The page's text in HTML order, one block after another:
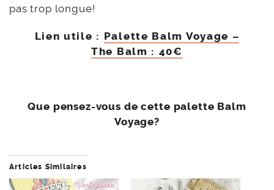
pas trop longue!
Lien utile : Palette Balm Voyage –
The Balm : 40€
Que pensez-vous de cette palette Balm
Voyage?
Articles Similaires